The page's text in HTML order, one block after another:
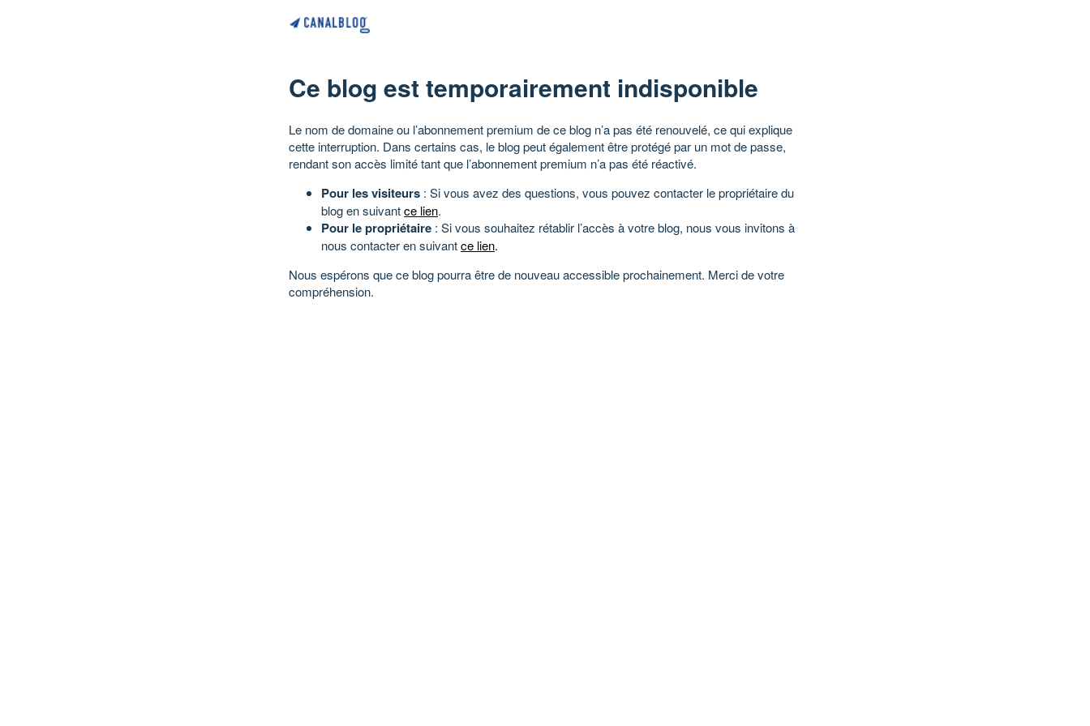
Ce blog est temporairement indisponible
Le nom de domaine ou l’abonnement premium de ce blog n’a pas été renouvelé, ce qui explique
cette interruption. Dans certains cas, le blog peut également être protégé par un mot de passe,
rendant son accès limité tant que l’abonnement premium n’a pas été réactivé.
Pour les visiteurs : Si vous avez des questions, vous pouvez contacter le propriétaire du
blog en suivantce lien.
Pour le propriétaire : Si vous souhaitez rétablir l’accès à votre blog, nous vous invitons à
nous contacter en suivantce lien.
Nous espérons que ce blog pourra être de nouveau accessible prochainement. Merci de votre
compréhension.